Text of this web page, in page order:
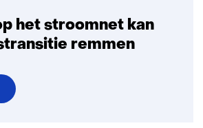
het stroomnet kan
remmen